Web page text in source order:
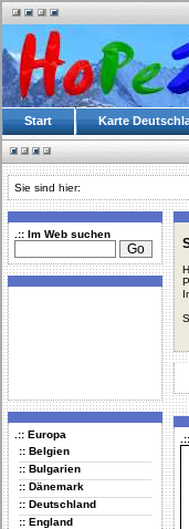
Start Karte
Sie sind hier:
.:: Im Web suchen
.:: Europa
:: Belgien
:: Bulgarien
:: Dänemark
:: Deutschland
:: England